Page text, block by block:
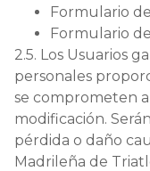
Formulario
Formulario
2.5. Los Usuarios
personales
se comprometen
modificación.
pérdida o daño
Madrileña de